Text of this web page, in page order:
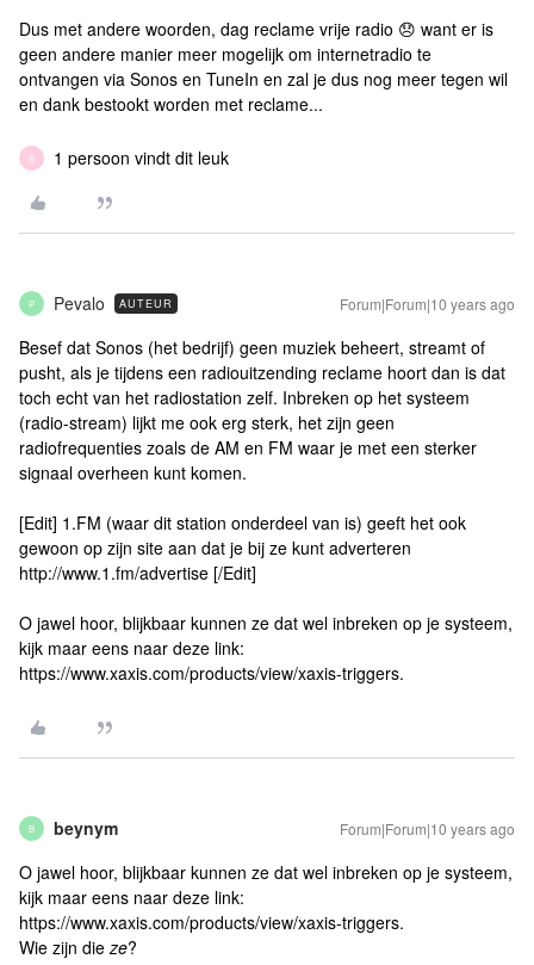
Dus met andere woorden, dag reclame vrije radio 😞 want er is
geen andere manier meer mogelijk om internetradio te
ontvangen via Sonos en TuneIn en zal je dus nog meer tegen wil
en dank bestookt worden met reclame...
S 1 persoon vindt dit leuk
P Pevalo AUTEUR Forum|Forum|10 years ago
Besef dat Sonos (het bedrijf) geen muziek beheert, streamt of
pusht, als je tijdens een radiouitzending reclame hoort dan is dat
toch echt van het radiostation zelf. Inbreken op het systeem
(radio-stream) lijkt me ook erg sterk, het zijn geen
radiofrequenties zoals de AM en FM waar je met een sterker
signaal overheen kunt komen.
[Edit] 1.FM (waar dit station onderdeel van is) geeft het ook
gewoon op zijn site aan dat je bij ze kunt adverteren
http://www.1.fm/advertise [/Edit]
O jawel hoor, blijkbaar kunnen ze dat wel inbreken op je systeem,
kijk maar eens naar deze link:
https://www.xaxis.com/products/view/xaxis-triggers.
B beynym Forum|Forum|10 years ago
O jawel hoor, blijkbaar kunnen ze dat wel inbreken op je systeem,
kijk maar eens naar deze link:
https://www.xaxis.com/products/view/xaxis-triggers.
Wie zijn dieze?